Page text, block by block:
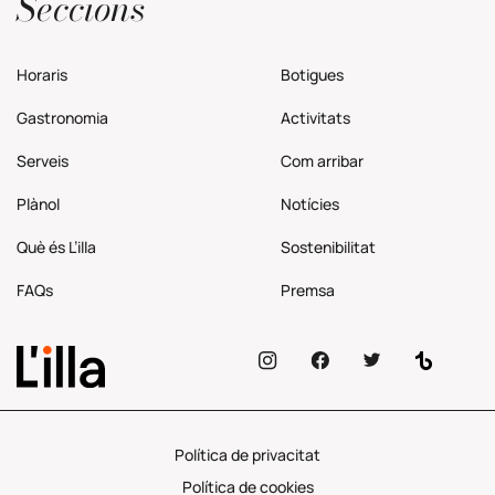
Horaris Botigues
Gastronomia Activitats
Serveis Comarribar
Plànol Notícies
Què és L’illa Sostenibilitat
FAQs Premsa
Política de privacitat
Política de cookies